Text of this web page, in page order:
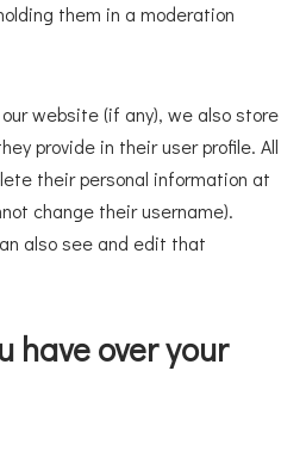
them in a moderation
website (if any), we also store
provide in their user profile. All
their personal information at
change their username).
also see and edit that
have over your